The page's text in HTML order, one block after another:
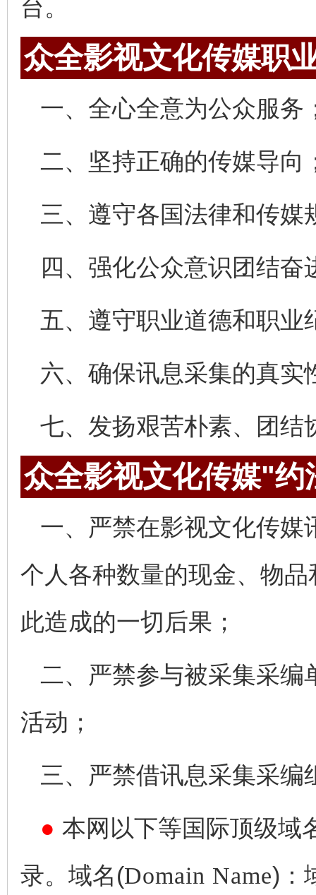
台。
众全影视文化传媒职
一、全心全意为公众服务
二、坚持正确的传媒导向
三、遵守各国法律和传媒
四、强化公众意识团结奋
五、遵守职业道德和职业
六、确保讯息采集的真实
七、发扬艰苦朴素、团结
众全影视文化传媒"约
一、严禁在影视文化传媒
个人各种数量的现金、物
此造成的一切后果；
二、严禁参与被采集采编
活动；
三、严禁借讯息采集采
● 本网以下等国际顶级域
录。域名(Domain Name)：